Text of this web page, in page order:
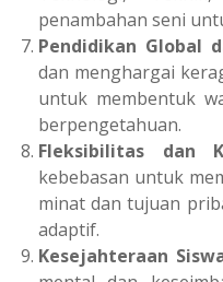
penambahan seni
Pendidikan Global
dan menghargai
untuk membentuk
berpengetahuan.
Fleksibilitas dan
kebebasan untuk
minat dan tujuan
adaptif.
Kesejahteraan